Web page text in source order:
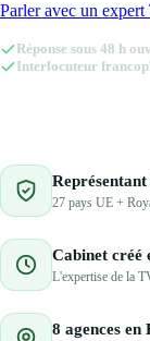
Parler avec un
Réponse sous 48 h
Interlocuteur
27 pays UE +
Cabinet créé
L'expertise de la
8 agences en